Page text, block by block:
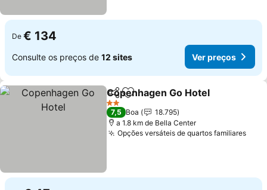
De € 134
Consulte os preços de 12 sites Ver preços
PartilharAdicionar aos favoritos
Copenhagen Go Hotel
2 Estrelas
7,5 Boa
18.795
a 1.8 km de Bella Center
Opções versáteis de quartos familiares